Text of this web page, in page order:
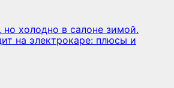
холодно в салоне зимой.
на электрокаре: плюсы и